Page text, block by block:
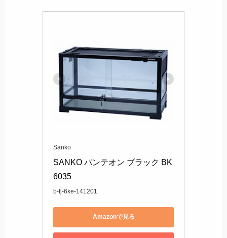
Sanko
SANKO パンテオン ブラック BK
6035
b-fj-6ke-141201
Amazonで見る